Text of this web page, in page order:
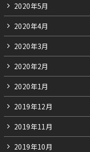
2020年5月
2020年4月
2020年3月
2020年2月
2020年1月
2019年12月
2019年11月
2019年10月